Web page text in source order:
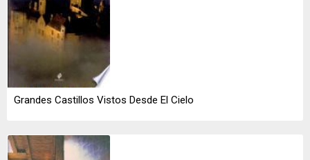
Grandes Castillos Vistos Desde El Cielo